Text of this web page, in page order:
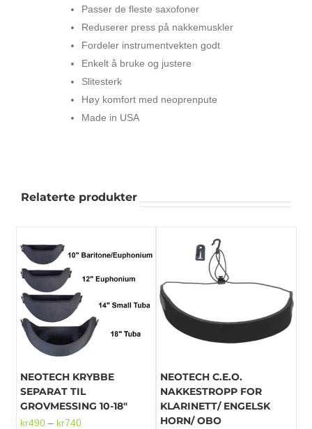
Passer de fleste saxofoner
Reduserer press på nakkemuskler
Fordeler instrumentvekten godt
Enkelt å bruke og justere
Slitesterk
Høy komfort med neoprenpute
Made in USA
Relaterte produkter
NEOTECH KRYBBE
SEPARAT TIL
GROVMESSING 10-18″
kr490 – kr740Prisområde:
NEOTECH C.E.O.
NAKKESTROPP FOR
KLARINETT/ ENGELSK
HORN/ OBO